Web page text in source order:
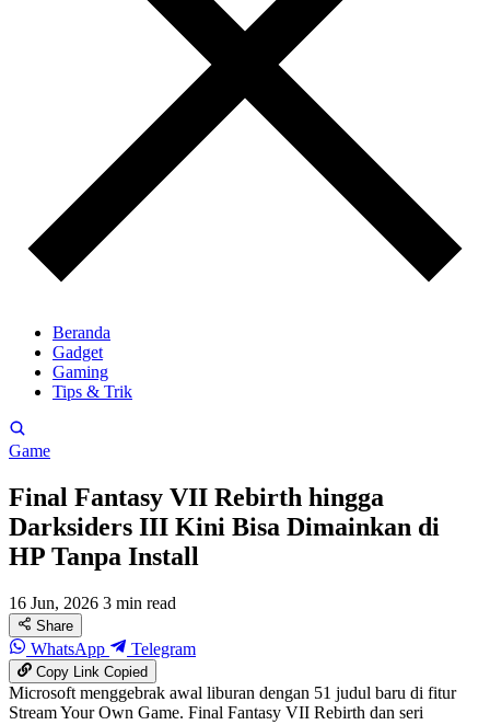
Beranda
Gadget
Gaming
Tips & Trik
Game
Final Fantasy VII Rebirth hingga
Darksiders III Kini Bisa Dimainkan di
HP Tanpa Install
16 Jun, 2026 3 min read
Share
WhatsApp Telegram
Copy LinkCopied
Microsoft menggebrak awal liburan dengan 51 judul baru di fitur
Stream Your Own Game. Final Fantasy VII Rebirth dan seri